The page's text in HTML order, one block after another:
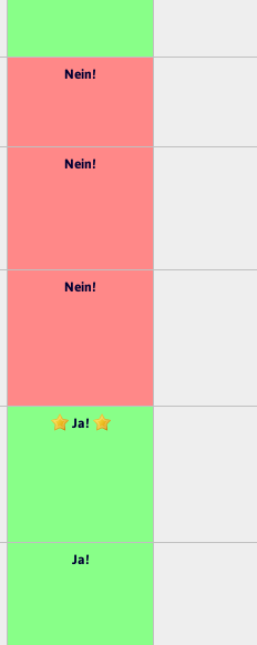
Nein!
Nein!
Nein!
Ja!
Ja!